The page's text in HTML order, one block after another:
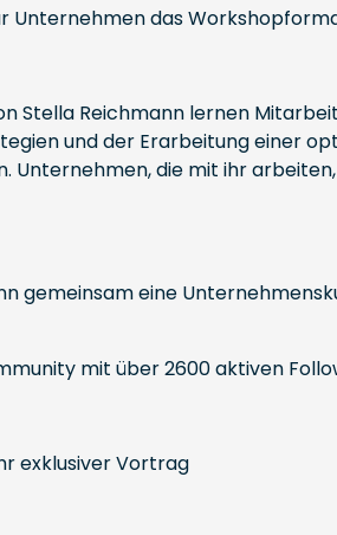
Unternehmen das
Stella Reichmann lernen
und der Erarbeitung einer
Unternehmen, die mit ihr
gemeinsam eine
mit über 2600 aktiven
exklusiver Vortrag